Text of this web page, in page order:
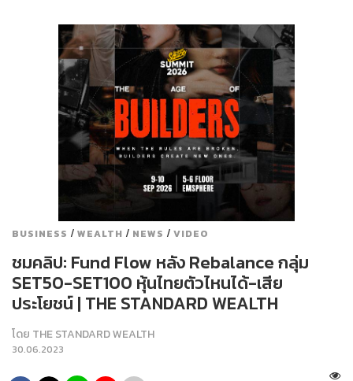
BUSINESS / WEALTH / NEWS / VIDEO
ชมคลิป: Fund Flow หลัง Rebalance กลุ่ม
SET50-SET100 หุ้นไทยตัวไหนได้-เสีย
ประโยชน์ | THE STANDARD WEALTH
โดย THE STANDARD WEALTH
30.06.2023